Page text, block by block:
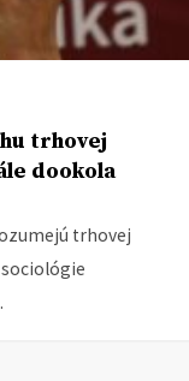
trhovej
dookola
trhovej